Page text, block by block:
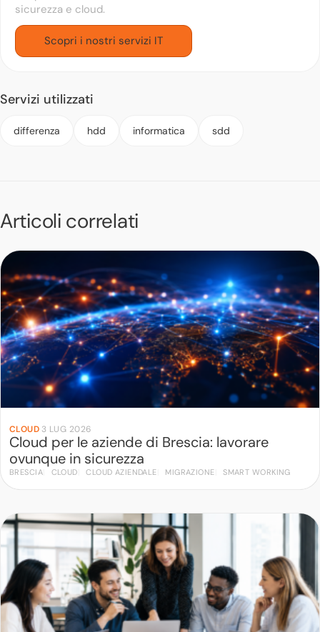
sicurezza e cloud.
Scopri i nostri servizi IT
Servizi utilizzati
differenza hdd informatica sdd
Articoli correlati
CLOUD 3 LUG 2026
Cloud per le aziende di Brescia: lavorare
ovunque in sicurezza
BRESCIA CLOUD CLOUD AZIENDALE MIGRAZIONE SMART WORKING